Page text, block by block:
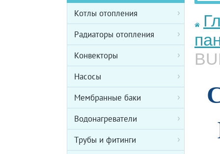
Котлы отопления
Радиаторы отопления
Конвекторы
Насосы
Мембранные баки
Водонагреватели
Трубы и фитинги